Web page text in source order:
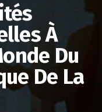
À
Du
De La